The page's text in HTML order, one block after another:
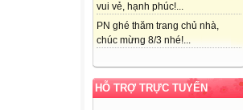
vui vẻ, hạnh phúc!...
PN ghé thăm trang chủ nhà,
chúc mừng 8/3 nhé!...
HỖ TRỢ TRỰC TUYẾN